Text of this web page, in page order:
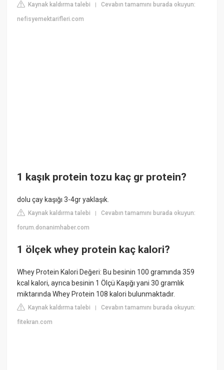
Kaynak kaldırma talebi |Cevabın tamamını burada okuyun:
nefisyemektarifleri.com
1 kaşık protein tozu kaç gr protein?
dolu çay kaşığı 3-4gr yaklaşık.
Kaynak kaldırma talebi |Cevabın tamamını burada okuyun:
forum.donanimhaber.com
1 ölçek whey protein kaç kalori?
Whey Protein Kalori Değeri: Bu besinin 100 gramında 359
kcal kalori, ayrıca besinin 1 Ölçü Kaşığı yani 30 gramlık
miktarında Whey Protein 108 kalori bulunmaktadır.
Kaynak kaldırma talebi |Cevabın tamamını burada okuyun:
fitekran.com